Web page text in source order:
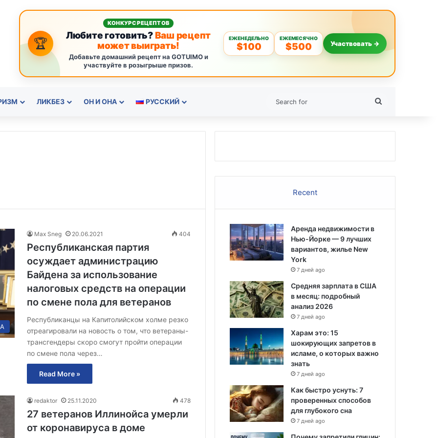
🏆
КОНКУРС РЕЦЕПТОВ
Любите готовить?Ваш рецепт
может выиграть!
Добавьте домашний рецепт на GOTUIMO и
участвуйте в розыгрыше призов.
ЕЖЕНЕДЕЛЬНО
$100
ЕЖЕМЕСЯЧНО
$500 Участвовать →
ЛИКБЕЗ ОН И ОНА РУССКИЙ
Max Sneg 20.06.2021 404
Республиканская партия
осуждает администрацию
Байдена за использование
налоговых средств на операции
по смене пола для ветеранов
Республиканцы на Капитолийском холме резко
отреагировали на новость о том, что ветераны-
трансгендеры скоро смогут пройти операции
по смене пола через…
Read More »
redaktor 25.11.2020 478
27 ветеранов Иллинойса умерли
от коронавируса в доме
Recent
Аренда недвижимости в
Нью-Йорке — 9 лучших
вариантов, жилье New
York
7 дней ago
Средняя зарплата в США
в месяц: подробный
анализ 2026
7 дней ago
Харам это: 15
шокирующих запретов в
исламе, о которых важно
знать
7 дней ago
Как быстро уснуть: 7
проверенных способов
для глубокого сна
7 дней ago